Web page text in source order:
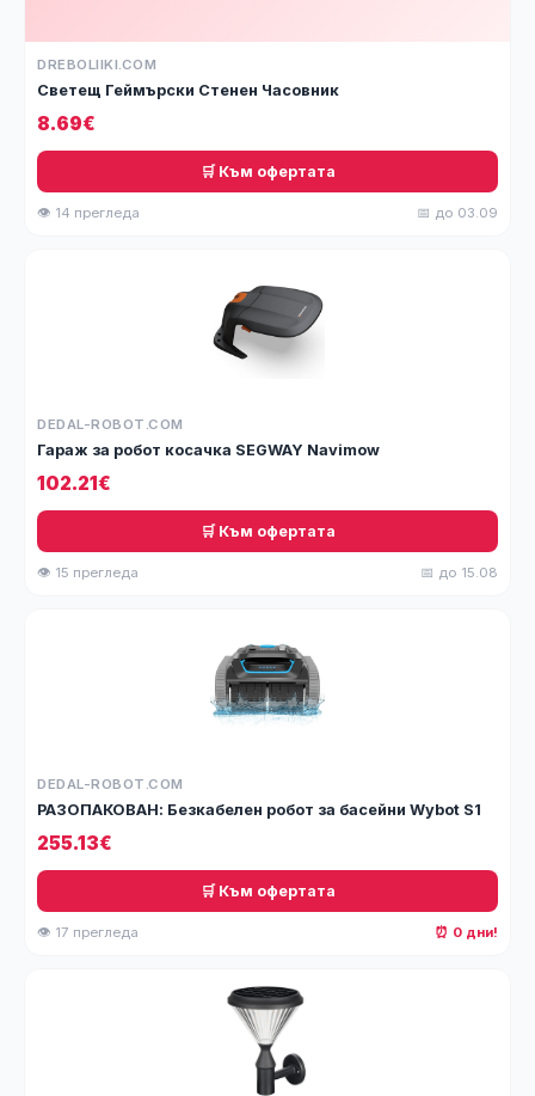
DREBOLIIKI.COM
Светещ Геймърски Стенен Часовник
8.69€
🛒 Към офертата
👁 14 прегледа 📅 до 03.09
DEDAL-ROBOT.COM
Гараж за робот косачка SEGWAY Navimow
102.21€
🛒 Към офертата
👁 15 прегледа 📅 до 15.08
DEDAL-ROBOT.COM
РАЗОПАКОВАН: Безкабелен робот за басейни Wybot S1
255.13€
🛒 Към офертата
👁 17 прегледа ⏰ 0 дни!